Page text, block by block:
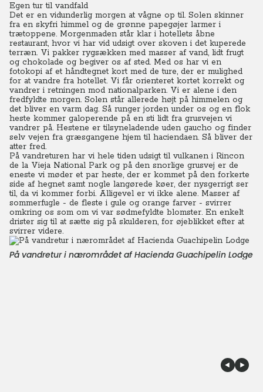
Egen tur til vandfald
Det er en vidunderlig morgen at vågne op til. Solen skinner
fra en skyfri himmel og de grønne papegøjer larmer i
trætoppene. Morgenmaden står klar i hotellets åbne
restaurant, hvor vi har vid udsigt over skoven i det kuperede
terræn. Vi pakker rygsækken med masser af vand, lidt frugt
og chokolade og begiver os af sted. Med os har vi en
fotokopi af et håndtegnet kort med de ture, der er mulighed
for at vandre fra hotellet. Vi får orienteret kortet korrekt og
vandrer i retningen mod nationalparken. Vi er alene i den
fredfyldte morgen. Solen står allerede højt på himmelen og
det bliver en varm dag. Så runger jorden under os og en flok
heste kommer galoperende på en sti lidt fra grusvejen vi
vandrer på. Hestene er tilsyneladende uden gaucho og finder
selv vejen fra græsgangene hjem til haciendaen. Så bliver der
atter fred.
På vandreturen har vi hele tiden udsigt til vulkanen i Rincon
de la Vieja National Park og på den snorlige grusvej er de
eneste vi møder et par heste, der er kommet på den forkerte
side af hegnet samt nogle langørede køer, der nysgerrigt ser
til, da vi kommer forbi. Alligevel er vi ikke alene. Masser af
sommerfugle - de fleste i gule og orange farver - svirrer
omkring os som om vi var sødmefyldte blomster. En enkelt
drister sig til at sætte sig på skulderen, for øjeblikket efter at
svirrer videre.
På vandretur i nærområdet af Hacienda Guachipelin Lodge